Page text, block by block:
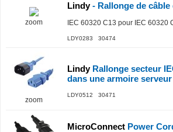
zoom
Lindy- Rallonge de
IEC 60320 C13 pour IEC 60320
LDY0283 30474
zoom
LindyRallonge secteur
dans une armoire
LDY0512 30471
MicroConnect Power